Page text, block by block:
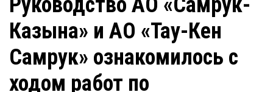
Казына» и АО «Тау-Кен
Самрук» ознакомилось с
ходом работ по